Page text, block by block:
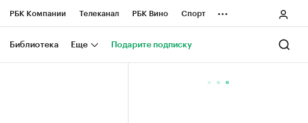
РБК Компании Телеканал РБК Вино Спорт
Национальные проекты Город
...
Библиотека Еще Подарите подписку